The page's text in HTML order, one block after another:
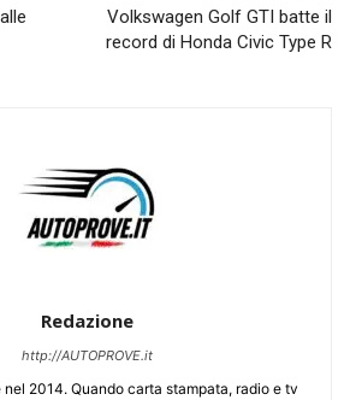
Volkswagen Golf GTI batte il
record di Honda Civic Type R
Redazione
http://AUTOPROVE.it
2014. Quando carta stampata, radio e tv